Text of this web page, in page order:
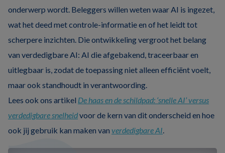
onderwerp wordt. Beleggers willen weten waar AI is ingezet,
wat het deed met controle-informatie en of het leidt tot
scherpere inzichten. Die ontwikkeling vergroot het belang
van verdedigbare AI: AI die afgebakend, traceerbaar en
uitlegbaar is, zodat de toepassing niet alleen efficiënt voelt,
maar ook standhoudt in verantwoording.
Lees ook ons artikel De haas en de schildpad: ‘snelle AI’ versus
verdedigbare snelheidvoor de kern van dit onderscheid en hoe
ook jij gebruik kan maken van verdedigbare AI.